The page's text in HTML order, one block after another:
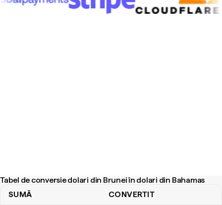
Tabel de conversie dolari din Brunei în dolari din Bahamas
SUMĂ CONVERTIT